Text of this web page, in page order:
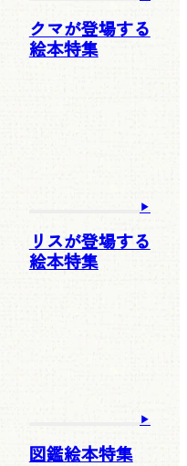
クマが登場する
絵本特集
リスが登場する
絵本特集
図鑑絵本特集